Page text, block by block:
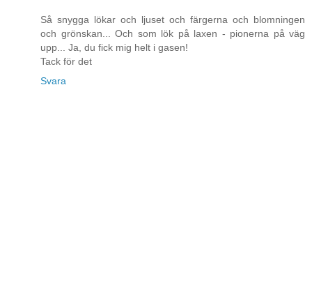
Så snygga lökar och ljuset och färgerna och blomningen
och grönskan... Och som lök på laxen - pionerna på väg
upp... Ja, du fick mig helt i gasen!
Tack för det
Svara